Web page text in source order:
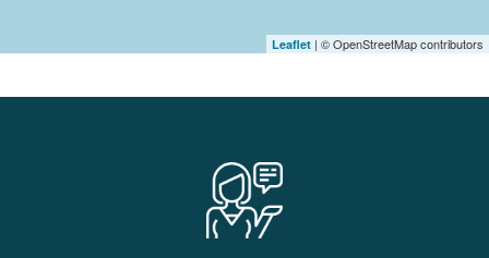
Leaflet | © OpenStreetMap contributors